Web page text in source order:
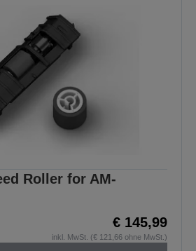
Roller for AM-
€ 145,99
inkl. MwSt. (€ 121,66 ohne MwSt.)